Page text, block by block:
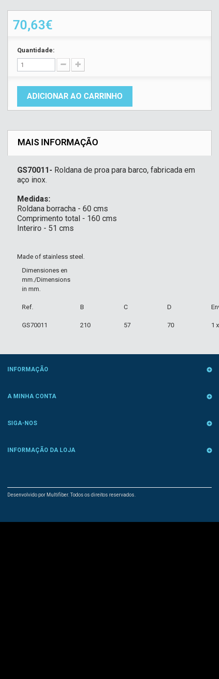
70,63€
Quantidade:
ADICIONAR AO CARRINHO
MAIS INFORMAÇÃO
GS70011- Roldana de proa para barco, fabricada em
aço inox.
Medidas:
Roldana borracha - 60 cms
Comprimento total - 160 cms
Interiro - 51 cms
Made of stainless steel.
Dimensiones en
mm./Dimensions
in mm.
Ref. B C D
GS70011 210 57 70 1
INFORMAÇÃO
Desenvolvido por Multifiber. Todos os direitos reservados.
A MINHA CONTA
SIGA-NOS
INFORMAÇÃO DA LOJA